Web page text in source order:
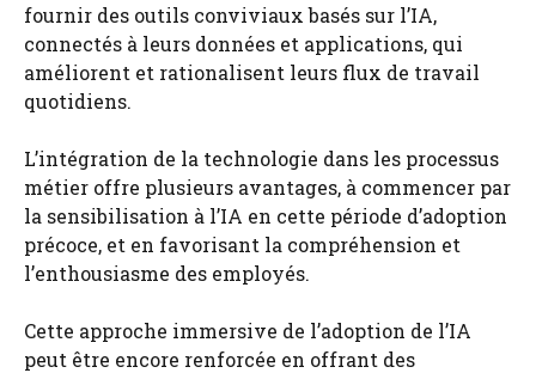
fournir des outils conviviaux basés sur l’IA,
connectés à leurs données et applications, qui
améliorent et rationalisent leurs flux de travail
quotidiens.
L’intégration de la technologie dans les processus
métier offre plusieurs avantages, à commencer par
la sensibilisation à l’IA en cette période d’adoption
précoce, et en favorisant la compréhension et
l’enthousiasme des employés.
Cette approche immersive de l’adoption de l’IA
peut être encore renforcée en offrant des